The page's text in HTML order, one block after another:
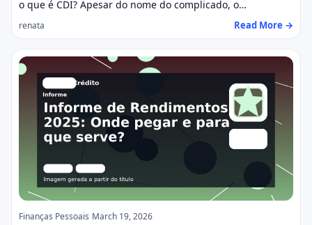
o que é CDI? Apesar do nome do complicado, o…
renata Read More →
Finanças Pessoais March 19, 2026